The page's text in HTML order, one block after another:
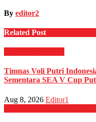
By editor2
Related Post
Timnas Voli Putri
Sementara SEA V Cup
Aug 8, 2026 Editor1